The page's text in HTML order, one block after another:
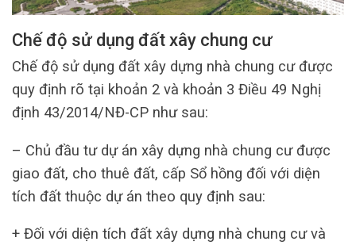
Chế độ sử dụng đất xây chung cư
Chế độ sử dụng đất xây dựng nhà chung cư được
quy định rõ tại khoản 2 và khoản 3 Điều 49 Nghị
định 43/2014/NĐ-CP như sau:
– Chủ đầu tư dự án xây dựng nhà chung cư được
giao đất, cho thuê đất, cấp Sổ hồng đối với diện
tích đất thuộc dự án theo quy định sau:
+ Đối với diện tích đất xây dựng nhà chung cư và